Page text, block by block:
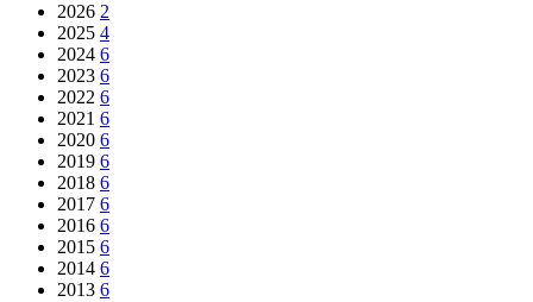
2026 2
2025 4
2024 6
2023 6
2022 6
2021 6
2020 6
2019 6
2018 6
2017 6
2016 6
2015 6
2014 6
2013 6